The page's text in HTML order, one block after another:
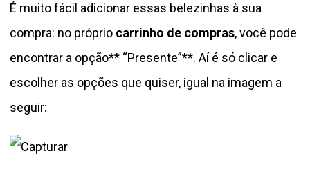
É muito fácil adicionar essas belezinhas à sua
compra: no próprio carrinho de compras, você pode
encontrar a opção** “Presente”**. Aí é só clicar e
escolher as opções que quiser, igual na imagem a
seguir: